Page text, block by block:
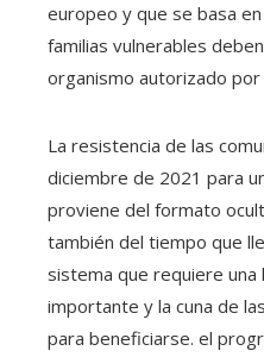
europeo y que se basa
familias vulnerables
organismo autorizado
La resistencia de las
diciembre de 2021 para
proviene del formato
también del tiempo que
sistema que requiere una
importante y la cuna de
para beneficiarse. el